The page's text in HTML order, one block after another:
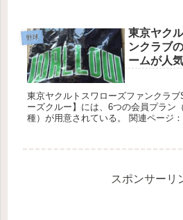
野球
東京ヤク
ンクラブ
ームが人
東京ヤクルトスワローズファンクラ
ーズクルー】には、6つの会員プラン
種）が用意されている。 関連ページ
スポンサーリ